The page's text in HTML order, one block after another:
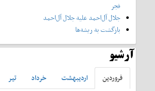
فجر
جلال آل‌احمد علیه جلال آل‌‌احمد
بازگشت به ریشه‌ها
آرشیو
فروردين ارديبهشت خرداد تير